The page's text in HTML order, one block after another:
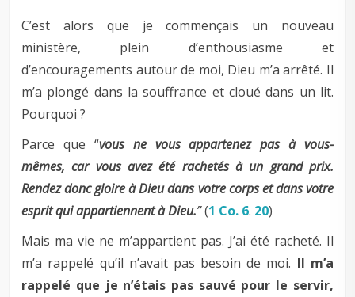
C’est alors que je commençais un nouveau
ministère, plein d’enthousiasme et
d’encouragements autour de moi, Dieu m’a arrêté. Il
m’a plongé dans la souffrance et cloué dans un lit.
Pourquoi ?
Parce que “vous ne vous appartenez pas à vous-
mêmes, car vous avez été rachetés à un grand prix.
Rendez donc gloire à Dieu dans votre corps et dans votre
esprit qui appartiennent à Dieu.”(1 Co. 6. 20)
Mais ma vie ne m’appartient pas. J’ai été racheté. Il
m’a rappelé qu’il n’avait pas besoin de moi. Il m’a
rappelé que je n’étais pas sauvé pour le servir,